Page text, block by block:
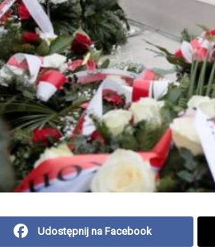
Udostępnij na Facebook